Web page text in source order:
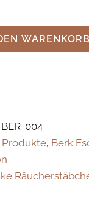
WARENKORB
BER-004
, Berk